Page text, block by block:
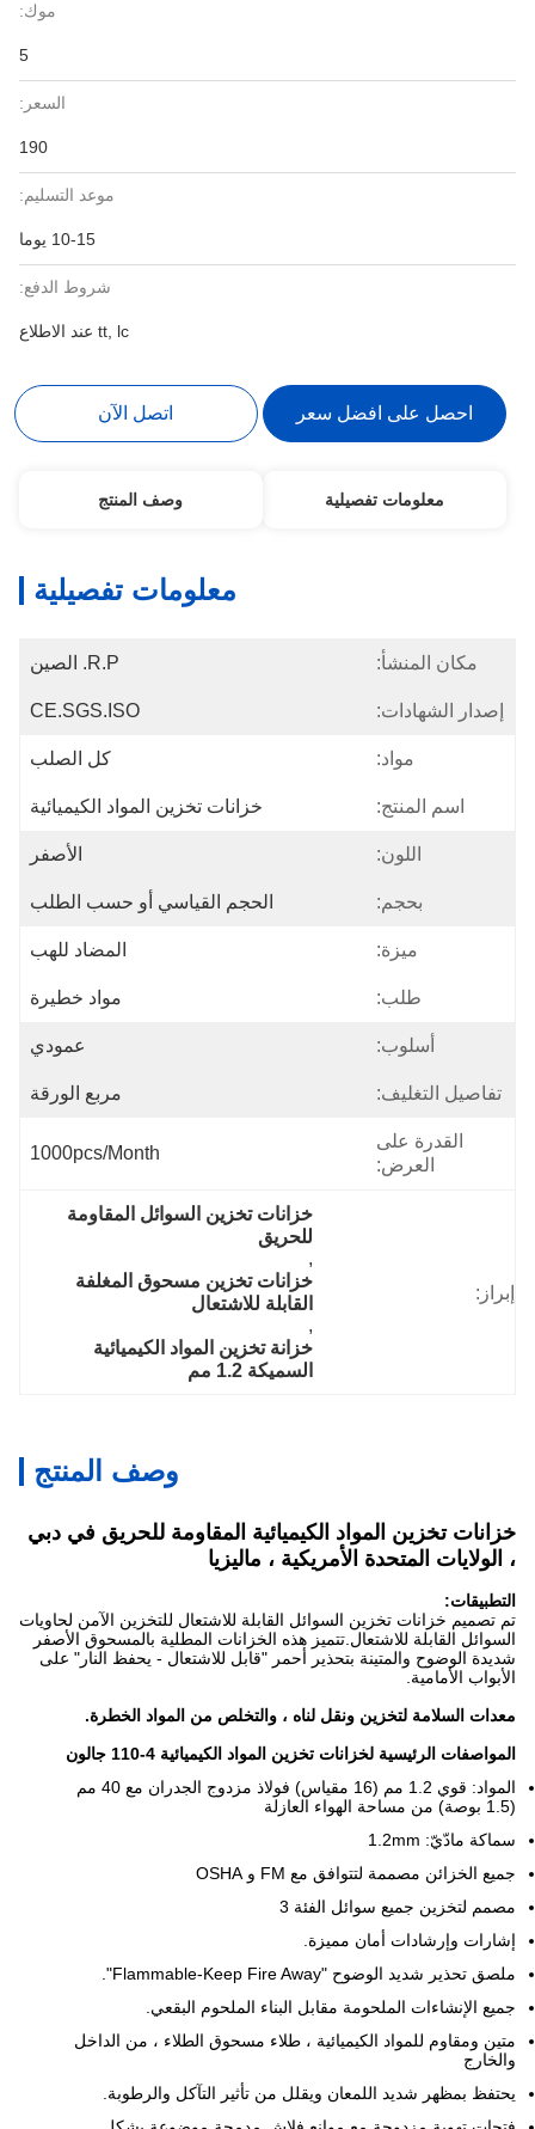
موك:
5
السعر:
190
موعد التسليم:
10-15 يوما
شروط الدفع:
tt, lc عند الاطلاع
احصل على افضل سعر اتصل الآن
معلومات تفصيلية وصف المنتج
معلومات تفصيلية
مكان المنشأ: R.P. الصين
إصدار الشهادات: CE.SGS.ISO
مواد: كل الصلب
اسم المنتج: خزانات تخزين المواد الكيميائية
اللون: الأصفر
بحجم: الحجم القياسي أو حسب الطلب
ميزة: المضاد للهب
طلب: مواد خطيرة
أسلوب: عمودي
تفاصيل التغليف: مربع الورقة
القدرة على
العرض:
1000pcs/month
إبراز:
خزانات تخزين السوائل المقاومة
للحريق
,
خزانات تخزين مسحوق المغلفة
القابلة للاشتعال
,
خزانة تخزين المواد الكيميائية
السميكة 1.2 مم
وصف المنتج
خزانات تخزين المواد الكيميائية المقاومة للحريق في دبي
، الولايات المتحدة الأمريكية ، ماليزيا
التطبيقات:
تم تصميم خزانات تخزين السوائل القابلة للاشتعال للتخزين الآمن لحاويات
السوائل القابلة للاشتعال.تتميز هذه الخزانات المطلية بالمسحوق الأصفر
شديدة الوضوح والمتينة بتحذير أحمر "قابل للاشتعال - يحفظ النار" على
الأبواب الأمامية.
معدات السلامة لتخزين ونقل لناه ، والتخلص من المواد الخطرة.
المواصفات الرئيسية لخزانات تخزين المواد الكيميائية 4-110 جالون
المواد: قوي 1.2 مم (16 مقياس) فولاذ مزدوج الجدران مع 40 مم
سماكة مادّيّ: 1.2mm
جميع الخزائن مصممة لتتوافق مع FM و OSHA
مصمم لتخزين جميع سوائل الفئة 3
إشارات وإرشادات أمان مميزة.
ملصق تحذير شديد الوضوح "Flammable-Keep Fire Away".
جميع الإنشاءات الملحومة مقابل البناء الملحوم البقعي.
متين ومقاوم للمواد الكيميائية ، طلاء مسحوق الطلاء ، من الداخل
والخارج
يحتفظ بمظهر شديد اللمعان ويقلل من تأثير التآكل والرطوبة.